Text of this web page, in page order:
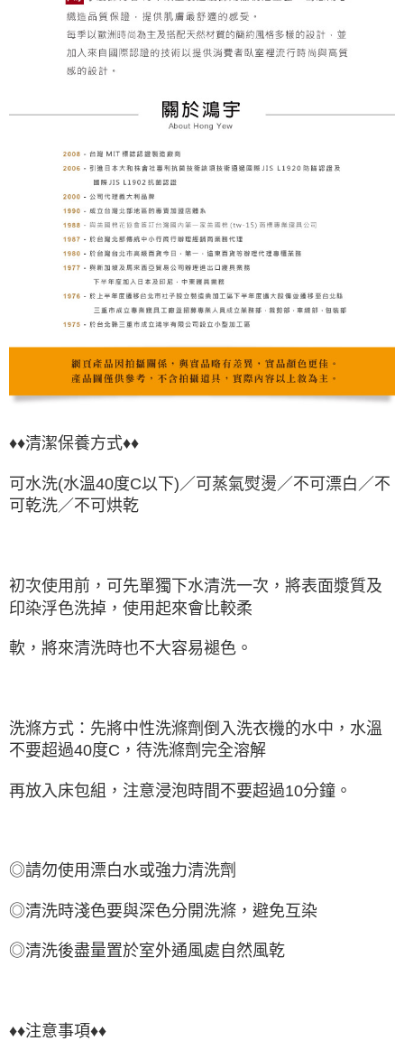
♦♦清潔保養方式♦♦
可水洗(水溫40度C以下)／可蒸氣熨燙／不可漂白／不
可乾洗／不可烘乾
初次使用前，可先單獨下水清洗一次，將表面漿質及
印染浮色洗掉，使用起來會比較柔
軟，將來清洗時也不大容易褪色。
洗滌方式：先將中性洗滌劑倒入洗衣機的水中，水溫
不要超過40度C，待洗滌劑完全溶解
再放入床包組，注意浸泡時間不要超過10分鐘。
◎請勿使用漂白水或強力清洗劑
◎清洗時淺色要與深色分開洗滌，避免互染
◎清洗後盡量置於室外通風處自然風乾
♦♦注意事項♦♦